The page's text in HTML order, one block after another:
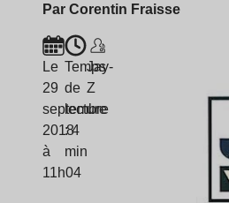
Par Corentin Fraisse
Le
29
septembre
2018
à
11h04
Temps
de
lecture
: 4
min
Jay-
Z